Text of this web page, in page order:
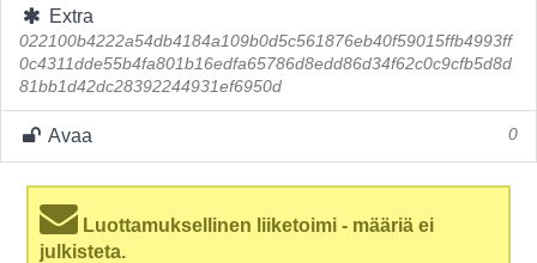
Extra
022100b4222a54db4184a109b0d5c561876eb40f59015ffb4993ff
0c4311dde55b4fa801b16edfa65786d8edd86d34f62c0c9cfb5d8d
81bb1d42dc28392244931ef6950d
Avaa 0
Luottamuksellinen liiketoimi - määriä ei
julkisteta.